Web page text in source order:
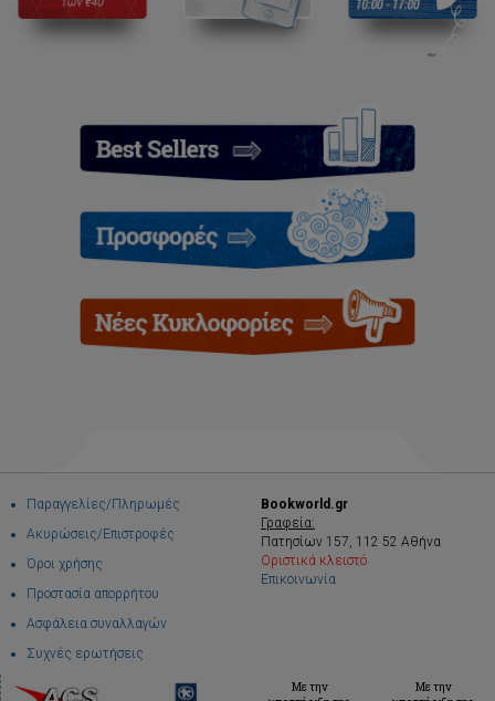
Παραγγελίες/Πληρωμές
Ακυρώσεις/Επιστροφές
Όροι χρήσης
Προστασία απορρήτου
Ασφάλεια συναλλαγών
Συχνές ερωτήσεις
Bookworld.gr
Γραφεία:
Πατησίων 157, 112 52 Αθήνα
Οριστικά κλειστό
Επικοινωνία
Με την
Με την